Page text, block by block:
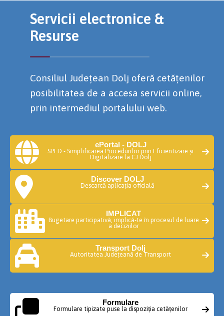
Servicii electronice &
Resurse
Consiliul Județean Dolj oferă cetățenilor
posibilitatea de a accesa servicii online,
prin intermediul portalului web.
ePortal - DOLJ
SPED - Simplificarea Procedurilor prin Eficientizare și
Digitalizare la CJ Dolj
Discover DOLJ
Descarcă aplicația oficială
IMPLICAT
Bugetare participativă, implică-te în procesul de luare
a deciziilor
Transport Dolj
Autoritatea Județeană de Transport
Formulare
Formulare tipizate puse la dispoziția cetățenilor